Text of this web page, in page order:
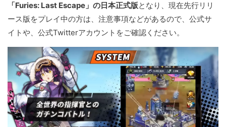
「Furies: Last Escape」の日本正式版となり、現在先行リリ
ース版をプレイ中の方は、注意事項などがあるので、公式サ
イトや、公式Twitterアカウントをご確認ください。